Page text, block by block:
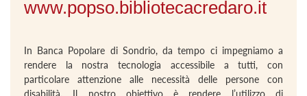
www.popso.bibliotecacredaro.it
In Banca Popolare di Sondrio, da tempo ci impegniamo a
rendere la nostra tecnologia accessibile a tutti, con
particolare attenzione alle necessità delle persone con
disabilità. Il nostro obiettivo è rendere l’utilizzo di